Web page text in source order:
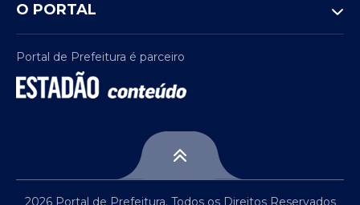
O PORTAL
Portal de Prefeitura é parceiro
2026 Portal de Prefeitura. Todos os Direitos Reservados